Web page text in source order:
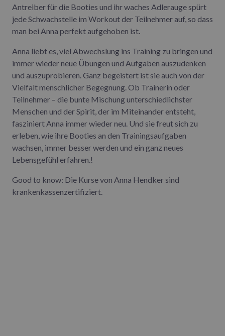
Antreiber für die Booties und ihr waches Adlerauge spürt
jede Schwachstelle im Workout der Teilnehmer auf, so dass
man bei Anna perfekt aufgehoben ist.
Anna liebt es, viel Abwechslung ins Training zu bringen und
immer wieder neue Übungen und Aufgaben auszudenken
und auszuprobieren. Ganz begeistert ist sie auch von der
Vielfalt menschlicher Begegnung. Ob Trainerin oder
Teilnehmer – die bunte Mischung unterschiedlichster
Menschen und der Spirit, der im Miteinander entsteht,
fasziniert Anna immer wieder neu. Und sie freut sich zu
erleben, wie ihre Booties an den Trainingsaufgaben
wachsen, immer besser werden und ein ganz neues
Lebensgefühl erfahren.!
Good to know: Die Kurse von Anna Hendker sind
krankenkassenzertifiziert.